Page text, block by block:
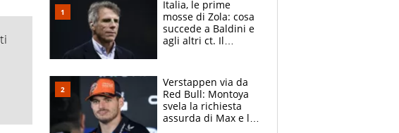
Italia, le prime
mosse di Zola: cosa
succede a Baldini e
agli altri ct. Il
azzurri
Verstappen via da
Red Bull: Montoya
svela la richiesta
assurda di Max e lo